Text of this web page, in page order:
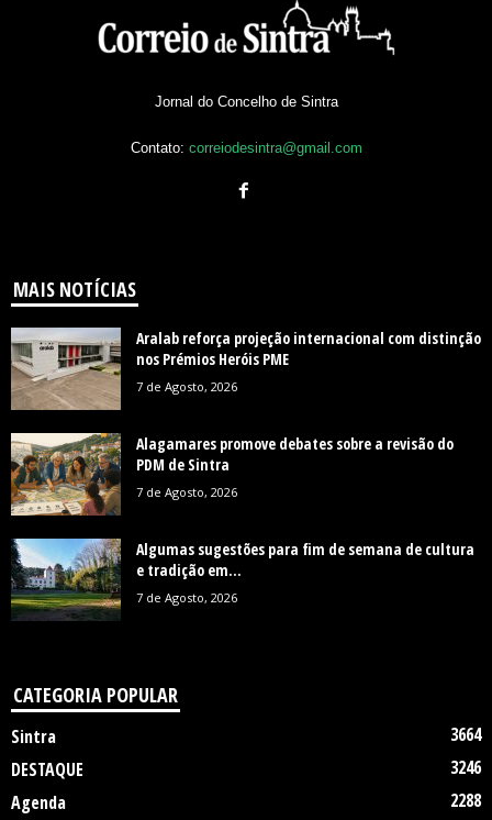
Jornal do Concelho de Sintra
Contato: correiodesintra@gmail.com
MAIS NOTÍCIAS
Aralab reforça projeção internacional com distinção
nos Prémios Heróis PME
7 de Agosto, 2026
Alagamares promove debates sobre a revisão do
PDM de Sintra
7 de Agosto, 2026
Algumas sugestões para fim de semana de cultura
e tradição em...
7 de Agosto, 2026
CATEGORIA POPULAR
Sintra
3664
DESTAQUE
3246
Agenda
2288